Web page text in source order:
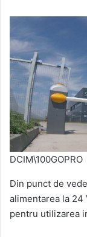
DCIM\100GOPRO
Din punct de
alimentarea la 24
pentru utilizarea